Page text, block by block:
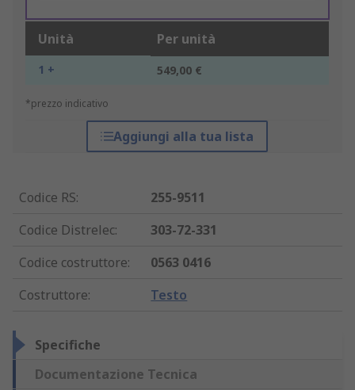
Unità Per unità
1 + 549,00 €
*prezzo indicativo
Aggiungi alla tua lista
Codice RS:
255-9511
Codice Distrelec:
303-72-331
Codice costruttore:
0563 0416
Costruttore: Testo
Specifiche
Documentazione Tecnica